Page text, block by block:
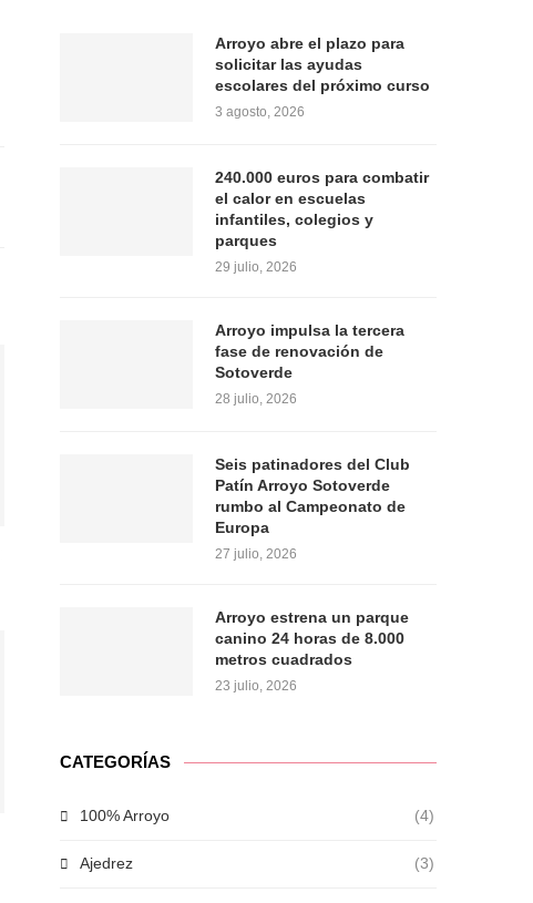
Arroyo abre el plazo para
solicitar las ayudas
escolares del próximo curso
3 agosto, 2026
240.000 euros para combatir
el calor en escuelas
infantiles, colegios y
parques
29 julio, 2026
Arroyo impulsa la tercera
fase de renovación de
Sotoverde
28 julio, 2026
Seis patinadores del Club
Patín Arroyo Sotoverde
rumbo al Campeonato de
Europa
27 julio, 2026
Arroyo estrena un parque
canino 24 horas de 8.000
metros cuadrados
23 julio, 2026
CATEGORÍAS
100% Arroyo (4)
Ajedrez (3)